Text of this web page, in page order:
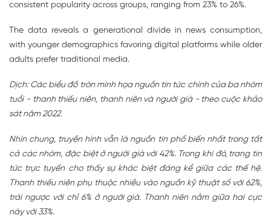
consistent popularity across groups, ranging from 23% to 26%.
The data reveals a generational divide in news consumption,
with younger demographics favoring digital platforms while older
adults prefer traditional media.
Dịch: Các biểu đồ tròn minh họa nguồn tin tức chính của ba nhóm
tuổi - thanh thiếu niên, thanh niên và người già - theo cuộc khảo
sát năm 2022.
Nhìn chung, truyền hình vẫn là nguồn tin phổ biến nhất trong tất
cả các nhóm, đặc biệt ở người già với 42%. Trong khi đó, trang tin
tức trực tuyến cho thấy sự khác biệt đáng kể giữa các thế hệ.
Thanh thiếu niên phụ thuộc nhiều vào nguồn kỹ thuật số với 62%,
trái ngược với chỉ 6% ở người già. Thanh niên nằm giữa hai cực
này với 33%.